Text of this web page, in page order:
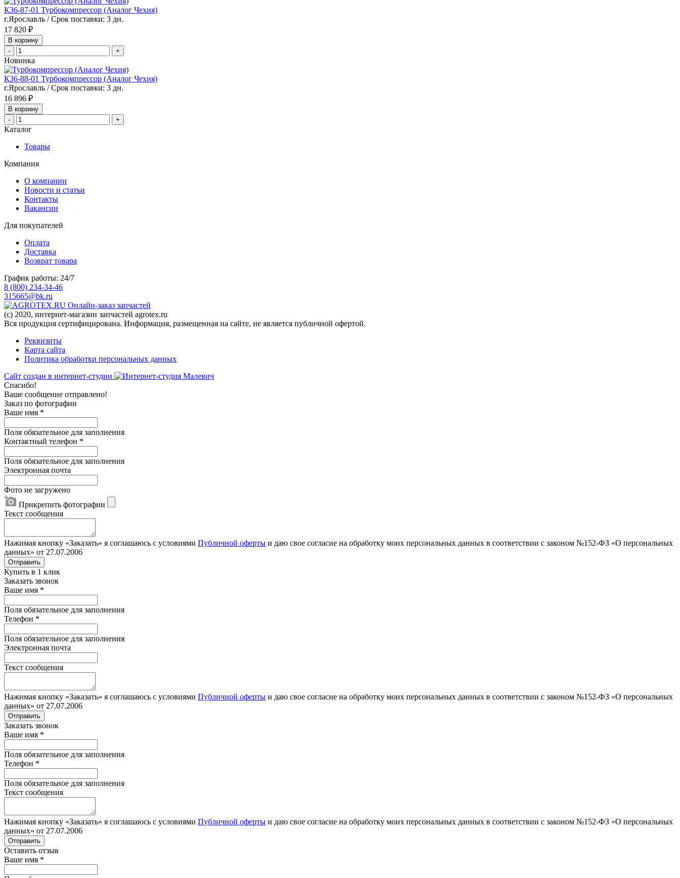
К36-87-01 Турбокомпрессор (Аналог Чехия)
г.Ярославль / Срок поставки: 3 дн.
17 820 ₽
В корзину
-
+
Новинка
К36-88-01 Турбокомпрессор (Аналог Чехия)
г.Ярославль / Срок поставки: 3 дн.
16 896 ₽
В корзину
-
+
Каталог
Товары
Компания
О компании
Новости и статьи
Контакты
Вакансии
Для покупателей
Оплата
Доставка
Возврат товара
График работы: 24/7
8 (800) 234-34-46
315665@bk.ru
Онлайн-заказ запчастей
(c) 2020, интернет-магазин запчастей agrotex.ru
Вся продукция сертифицирована. Информация, размещенная на сайте, не является публичной офертой.
Реквизиты
Карта сайта
Политика обработки персональных данных
Сайт создан в интернет-студии
Спасибо!
Ваше сообщение отправлено!
Заказ по фотографии
Ваше имя *
Поля обязательное для заполнения
Контактный телефон *
Поля обязательное для заполнения
Электронная почта
Фото не загружено
Прикрепить фотографии
Текст сообщения
Нажимая кнопку «Заказать» я соглашаюсь с условиями Публичной оферты и даю свое согласие на обработку моих персональных данных в соответствии с законом №152-ФЗ «О персональных
данных» от 27.07.2006
Отправить
Купить в 1 клик
Заказать звонок
Ваше имя *
Поля обязательное для заполнения
Телефон *
Поля обязательное для заполнения
Электронная почта
Текст сообщения
Нажимая кнопку «Заказать» я соглашаюсь с условиями Публичной оферты и даю свое согласие на обработку моих персональных данных в соответствии с законом №152-ФЗ «О персональных
данных» от 27.07.2006
Отправить
Заказать звонок
Ваше имя *
Поля обязательное для заполнения
Телефон *
Поля обязательное для заполнения
Текст сообщения
Нажимая кнопку «Заказать» я соглашаюсь с условиями Публичной оферты и даю свое согласие на обработку моих персональных данных в соответствии с законом №152-ФЗ «О персональных
данных» от 27.07.2006
Отправить
Оставить отзыв
Ваше имя *